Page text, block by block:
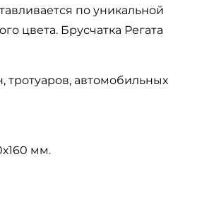
по уникальной
цвета. Брусчатка Регата
автомобильных
мм.